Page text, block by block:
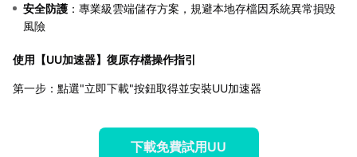
安全防護 ：專業級雲端儲存方案，規避本地存檔因系統異常損毀
風險
使用【UU加速器】復原存檔操作指引
第一步：點選"立即下載"按鈕取得並安裝UU加速器
下載免費試用UU